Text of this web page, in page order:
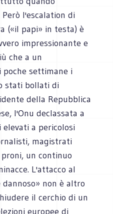
l'escalation di
(«il papi» in testa) è
impressionante e
che a un
poche settimane i
stati bollati di
della Repubblica
l'Onu declassata a
a pericolosi
magistrati
un continuo
L'attacco al
non è altro
il cerchio di un
europee di